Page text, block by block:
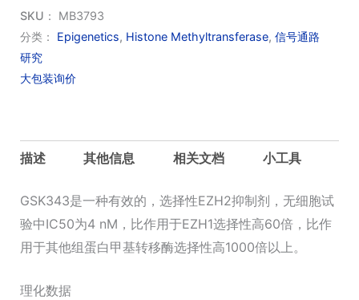
量
SKU： MB3793
分类： Epigenetics, Histone Methyltransferase, 信号通路
研究
大包装询价
描述 其他信息 相关文档 小工具
GSK343是一种有效的，选择性EZH2抑制剂，无细胞试
验中IC50为4 nM，比作用于EZH1选择性高60倍，比作
用于其他组蛋白甲基转移酶选择性高1000倍以上。
理化数据